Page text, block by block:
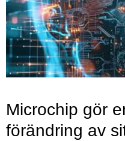
Microchip gör
förändring av